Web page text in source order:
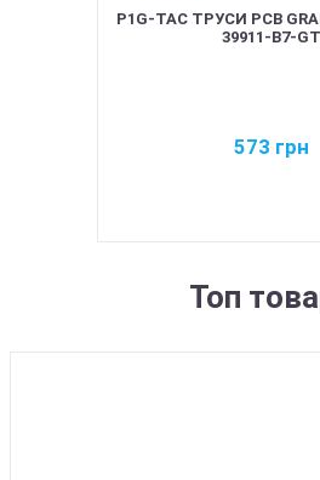
P1G-TAC ТРУСИ PCB
39911-B7-GT
573 грн
Топ